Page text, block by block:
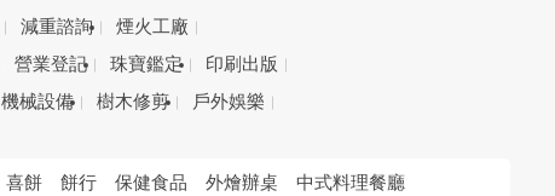
減重諮詢
煙火工廠
營業登記 珠寶鑑定
印刷出版
機械設備 樹木修剪
戶外娛樂
喜餅 餅行 保健食品 外燴辦桌
中式料理餐廳